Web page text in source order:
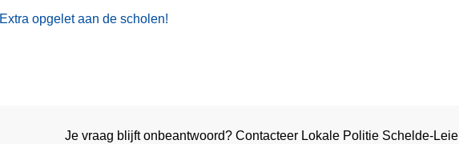
Extra opgelet aan de scholen!
Je vraag blijft onbeantwoord? Contacteer Lokale Politie Schelde-Leie